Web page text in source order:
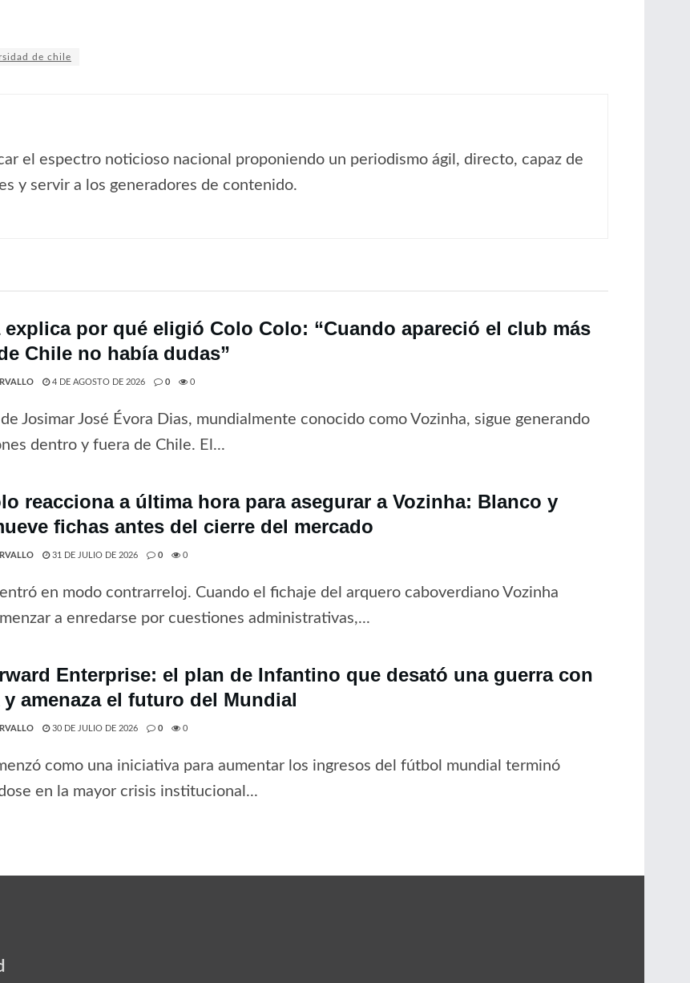
de chile
el espectro noticioso nacional proponiendo un periodismo ágil, directo, capaz de
y servir a los generadores de contenido.
explica por qué eligió Colo Colo: “Cuando apareció el club más
Chile no había dudas”
4 DE AGOSTO DE 2026 0 0
de Josimar José Évora Dias, mundialmente conocido como Vozinha, sigue generando
dentro y fuera de Chile. El...
reacciona a última hora para asegurar a Vozinha: Blanco y
fichas antes del cierre del mercado
31 DE JULIO DE 2026 0 0
en modo contrarreloj. Cuando el fichaje del arquero caboverdiano Vozinha
a enredarse por cuestiones administrativas,...
Enterprise: el plan de Infantino que desató una guerra con
y amenaza el futuro del Mundial
30 DE JULIO DE 2026 0 0
como una iniciativa para aumentar los ingresos del fútbol mundial terminó
en la mayor crisis institucional...